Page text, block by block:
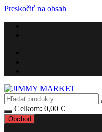
Preskočiť na obsah
Celkom: 0,00 €
Obchod